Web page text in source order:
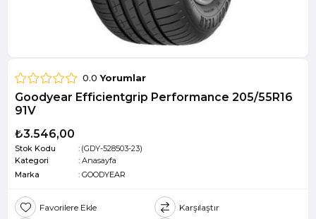
0.0 Yorumlar
Goodyear Efficientgrip Performance 205/55R16
91V
₺3.546,00
Stok Kodu
(GDY-528503-23)
Kategori
: Anasayfa
Marka
: GOODYEAR
Favorilere Ekle
Karşılaştır